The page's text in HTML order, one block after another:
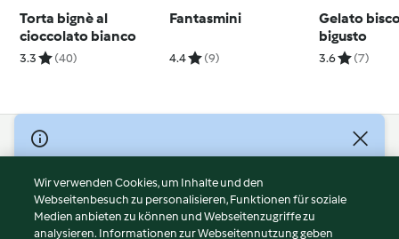
Torta bignè al
cioccolato bianco
3.3 (40)
Fantasmini
4.4 (9)
Gelato
bigusto
3.6 (7)
© Copyright 2026
Nutzungsbedingungen
Datenschutzrichtlinien
Disclaimer
Wir verwenden Cookies, um Inhalte und den
Webseitenbesuch zu personalisieren, Funktionen für soziale
Medien anbieten zu können und Webseitenzugriffe zu
analysieren. Informationen zur Webseitennutzung geben